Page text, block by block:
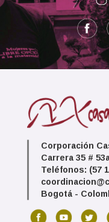
Corporación
Carrera 35 #
Teléfonos: (57
Bogotá -